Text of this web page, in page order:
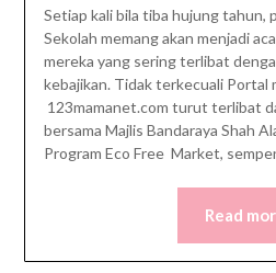
Setiap kali bila tiba hujung tahun,
Sekolah memang akan menjadi
mereka yang sering terlibat
kebajikan. Tidak terkecuali Portal
123mamanet.com turut terlibat
bersama Majlis Bandaraya Shah
Program Eco Free Market,
Read